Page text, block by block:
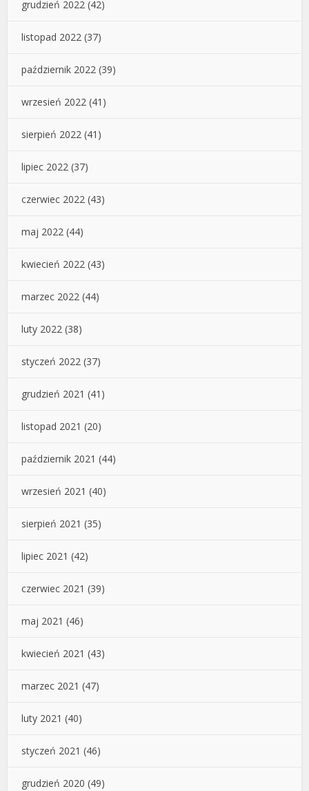
grudzień 2022 (42)
listopad 2022 (37)
październik 2022 (39)
wrzesień 2022 (41)
sierpień 2022 (41)
lipiec 2022 (37)
czerwiec 2022 (43)
maj 2022 (44)
kwiecień 2022 (43)
marzec 2022 (44)
luty 2022 (38)
styczeń 2022 (37)
grudzień 2021 (41)
listopad 2021 (20)
październik 2021 (44)
wrzesień 2021 (40)
sierpień 2021 (35)
lipiec 2021 (42)
czerwiec 2021 (39)
maj 2021 (46)
kwiecień 2021 (43)
marzec 2021 (47)
luty 2021 (40)
styczeń 2021 (46)
grudzień 2020 (49)